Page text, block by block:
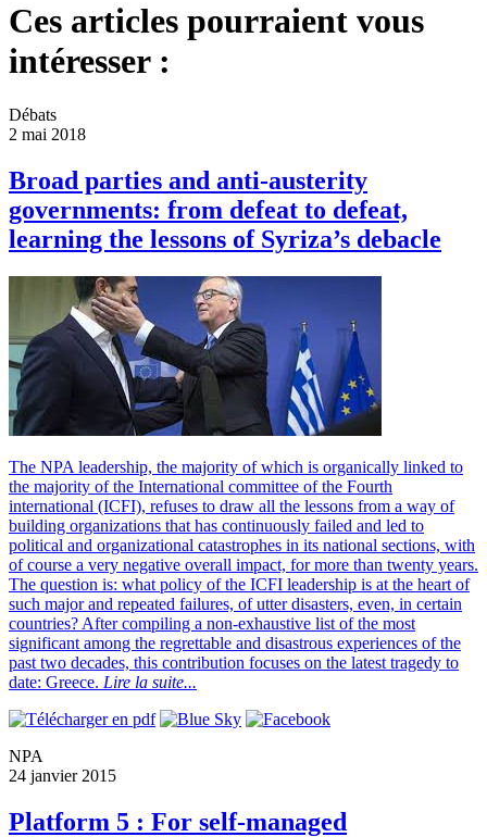
Ces articles pourraient vous
intéresser :
Débats
2 mai 2018
Broad parties and anti-austerity
governments: from defeat to defeat,
learning the lessons of Syriza’s debacle
The NPA leadership, the majority of which is organically linked to
the majority of the International committee of the Fourth
international (ICFI), refuses to draw all the lessons from a way of
building organizations that has continuously failed and led to
political and organizational catastrophes in its national sections, with
of course a very negative overall impact, for more than twenty years.
The question is: what policy of the ICFI leadership is at the heart of
such major and repeated failures, of utter disasters, even, in certain
countries? After compiling a non-exhaustive list of the most
significant among the regrettable and disastrous experiences of the
past two decades, this contribution focuses on the latest tragedy to
date: Greece. Lire la suite...
NPA
24 janvier 2015
Platform 5 : For self-managed